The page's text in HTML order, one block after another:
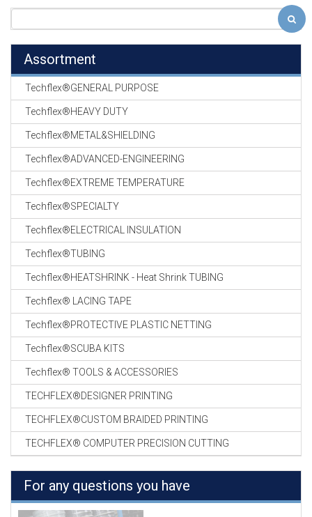
Assortment
Techflex®GENERAL PURPOSE
Techflex®HEAVY DUTY
Techflex®METAL&SHIELDING
Techflex®ADVANCED-ENGINEERING
Techflex®EXTREME TEMPERATURE
Techflex®SPECIALTY
Techflex®ELECTRICAL INSULATION
Techflex®TUBING
Techflex®HEATSHRINK - Heat Shrink TUBING
Techflex® LACING TAPE
Techflex®PROTECTIVE PLASTIC NETTING
Techflex®SCUBA KITS
Techflex® TOOLS & ACCESSORIES
TECHFLEX®DESIGNER PRINTING
TECHFLEX®CUSTOM BRAIDED PRINTING
TECHFLEX® COMPUTER PRECISION CUTTING
For any questions you have